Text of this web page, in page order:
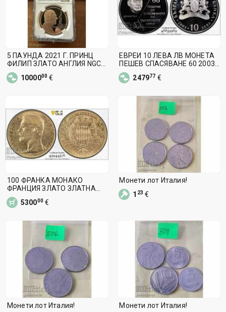
5 ПАУНДА 2021 Г. ПРИНЦ
ФИЛИП ЗЛАТО АНГЛИЯ NGC
PCGS PF 70 ЮБИ
1000000 €
ЕВРЕИ 10 ЛЕВА ЛВ МОНЕТА
ПЕШЕВ СПАСЯВАНЕ 60 2003
Г. NGC PCGS
247977 €
100 ФРАНКА МОНАКО
ФРАНЦИЯ ЗЛАТО ЗЛАТНА
МОНЕТА NGC PCGS
530000 €
Монети лот Италия!
1 23 €
Монети лот Италия!
Монети лот Италия!